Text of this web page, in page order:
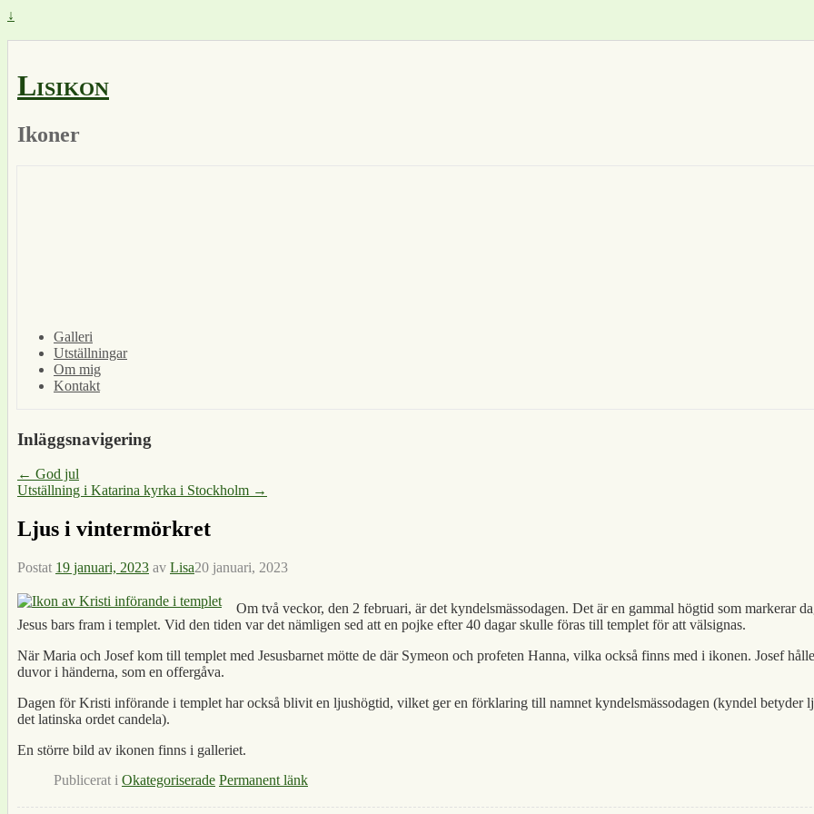
↓
Lisikon
Ikoner
Galleri
Utställningar
Om mig
Kontakt
Inläggsnavigering
← God jul
Utställning i Katarina kyrka i Stockholm →
Ljus i vintermörkret
Postat 19 januari, 2023 av Lisa20 januari, 2023
Om två veckor, den 2 februari, är det kyndelsmässodagen. Det är en gammal högtid som markerar
Jesus bars fram i templet. Vid den tiden var det nämligen sed att en pojke efter 40 dagar skulle föras till templet för att välsignas.
När Maria och Josef kom till templet med Jesusbarnet mötte de där Symeon och profeten Hanna, vilka också finns med i ikonen. Josef
duvor i händerna, som en offergåva.
Dagen för Kristi införande i templet har också blivit en ljushögtid, vilket ger en förklaring till namnet kyndelsmässodagen (kyndel betyder
det latinska ordet candela).
En större bild av ikonen finns i galleriet.
Publicerat i Okategoriserade Permanent länk